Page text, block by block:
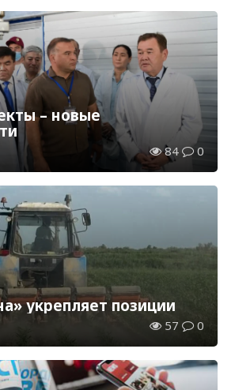
– новые
84 0
укрепляет позиции
57 0